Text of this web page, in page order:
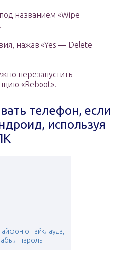
названием «Wipe
нажав «Yes — Delete
перезапустить
«Reboot».
телефон, если
используя
айфон от айклауда,
пароль